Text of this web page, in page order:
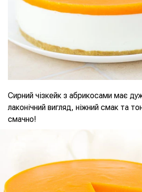
Сирний чізкейк з абрикосами має
лаконічний вигляд, ніжний смак та
смачно!